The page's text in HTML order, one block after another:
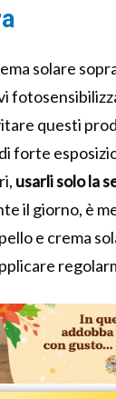
solare
questi
forte
usarli solo la
il giorno, è
e crema